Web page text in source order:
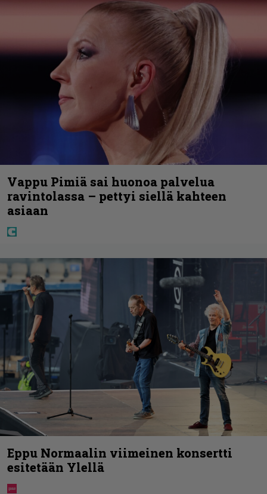
Vappu Pimiä sai huonoa palvelua
ravintolassa – pettyi siellä kahteen
asiaan
Eppu Normaalin viimeinen konsertti
esitetään Ylellä